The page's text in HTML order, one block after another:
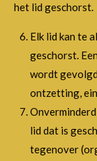
het lid geschorst.
Elk lid kan te
geschorst.
wordt
ontzetting,
lid dat is
tegenover